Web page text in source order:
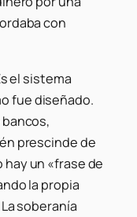
con
el sistema
fue diseñado.
prescinde de
un «frase de
la propia
soberanía